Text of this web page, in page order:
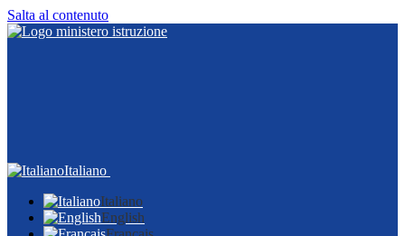
Salta al contenuto
Italiano
Italiano
English